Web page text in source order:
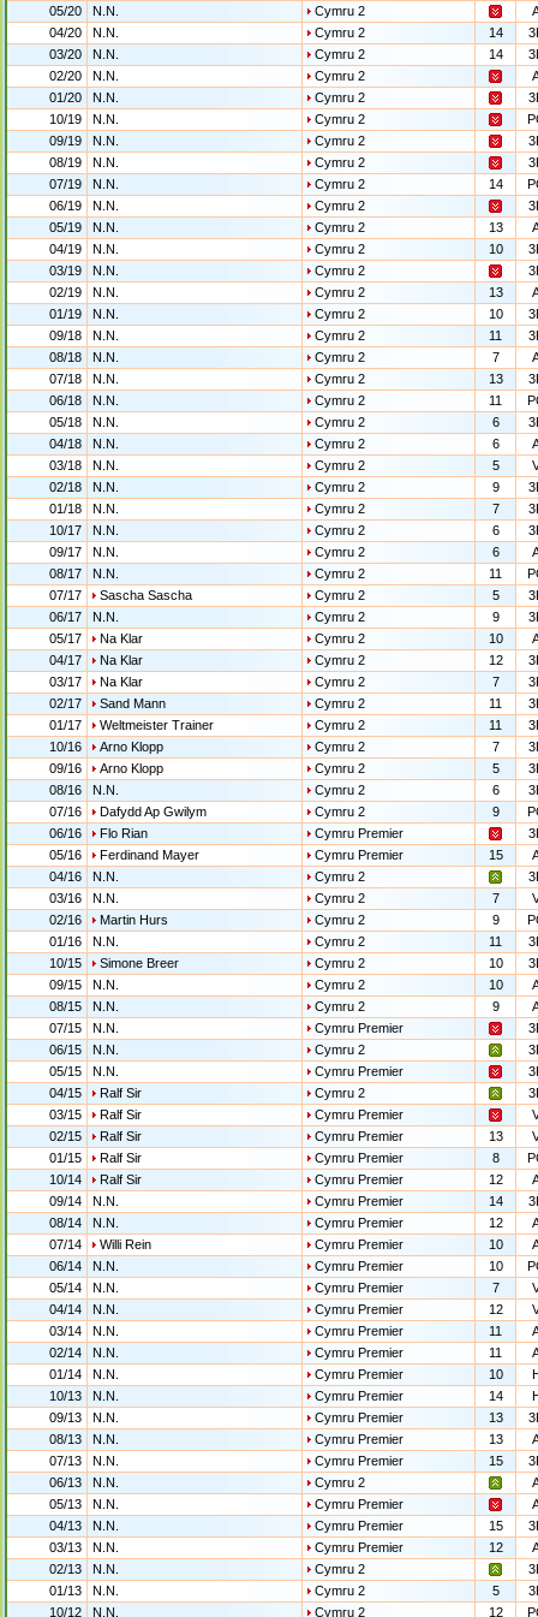
05/20
N.N. Cymru 2
04/20
N.N. Cymru 2 14
03/20
N.N. Cymru 2 14
02/20
N.N. Cymru 2
01/20
N.N. Cymru 2
10/19
N.N. Cymru 2
09/19
N.N. Cymru 2
08/19
N.N. Cymru 2
07/19
N.N. Cymru 2 14
06/19
N.N. Cymru 2
05/19
N.N. Cymru 2 13
04/19
N.N. Cymru 2 10
03/19
N.N. Cymru 2
02/19
N.N. Cymru 2 13
01/19
N.N. Cymru 2 10
09/18
N.N. Cymru 2 11
08/18
N.N. Cymru 2 7
07/18
N.N. Cymru 2 13
06/18
N.N. Cymru 2 11
05/18
N.N. Cymru 2 6
04/18
N.N. Cymru 2 6
03/18
N.N. Cymru 2 5
02/18
N.N. Cymru 2 9
01/18
N.N. Cymru 2 7
10/17
N.N. Cymru 2 6
09/17
N.N. Cymru 2 6
08/17
N.N. Cymru 2 11
07/17
Sascha Sascha Cymru 2 5
06/17
N.N. Cymru 2 9
05/17
Na Klar Cymru 2 10
04/17
Na Klar Cymru 2 12
03/17
Na Klar Cymru 2 7
02/17
Sand Mann Cymru 2 11
01/17
Weltmeister Trainer Cymru 2 11
10/16
Arno Klopp Cymru 2 7
09/16
Arno Klopp Cymru 2 5
08/16
N.N. Cymru 2 6
07/16
Dafydd Ap Gwilym Cymru 2 9
06/16
Flo Rian Cymru Premier
05/16
Ferdinand Mayer Cymru Premier 15
04/16
N.N. Cymru 2
03/16
N.N. Cymru 2 7
02/16
Martin Hurs Cymru 2 9
01/16
N.N. Cymru 2 11
10/15
Simone Breer Cymru 2 10
09/15
N.N. Cymru 2 10
08/15
N.N. Cymru 2 9
07/15
N.N. Cymru Premier
06/15
N.N. Cymru 2
05/15
N.N. Cymru Premier
04/15
Ralf Sir Cymru 2
03/15
Ralf Sir Cymru Premier
02/15
Ralf Sir Cymru Premier 13
01/15
Ralf Sir Cymru Premier 8
10/14
Ralf Sir Cymru Premier 12
09/14
N.N. Cymru Premier 14
08/14
N.N. Cymru Premier 12
07/14
Willi Rein Cymru Premier 10
06/14
N.N. Cymru Premier 10
05/14
N.N. Cymru Premier 7
04/14
N.N. Cymru Premier 12
03/14
N.N. Cymru Premier 11
02/14
N.N. Cymru Premier 11
01/14
N.N. Cymru Premier 10
10/13
N.N. Cymru Premier 14
09/13
N.N. Cymru Premier 13
08/13
N.N. Cymru Premier 13
07/13
N.N. Cymru Premier 15
06/13
N.N. Cymru 2
05/13
N.N. Cymru Premier
04/13
N.N. Cymru Premier 15
03/13
N.N. Cymru Premier 12
02/13
N.N. Cymru 2
01/13
N.N. Cymru 2 5
10/12
N.N. Cymru 2 12